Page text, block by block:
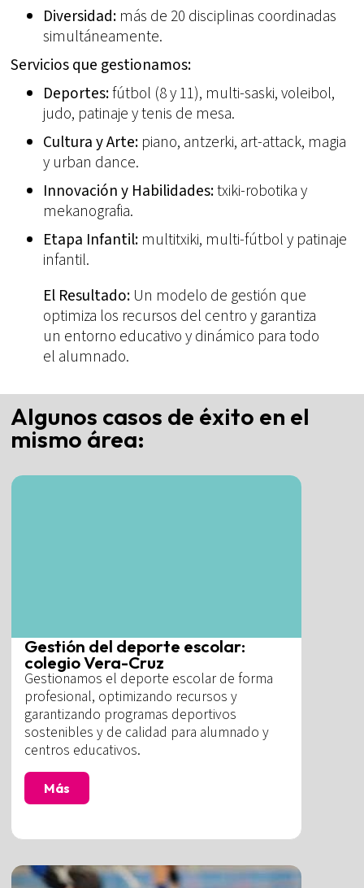
Diversidad: más de 20 disciplinas coordinadas
simultáneamente.
Servicios que gestionamos:
Deportes:fútbol (8 y 11), multi-saski, voleibol,
judo, patinaje y tenis de mesa.
Cultura y Arte: piano, antzerki, art-attack, magia
y urban dance.
Innovación y Habilidades:txiki-robotika y
mekanografia.
Etapa Infantil: multitxiki, multi-fútbol y patinaje
infantil.
El Resultado: Un modelo de gestión que
optimiza los recursos del centro y garantiza
un entorno educativo y dinámico para todo
el alumnado.
Algunos casos de éxito en el
mismo área:
Gestión del deporte escolar:
colegio Vera-Cruz
Gestionamos el deporte escolar de forma
profesional, optimizando recursos y
garantizando programas deportivos
sostenibles y de calidad para alumnado y
centros educativos.
Más